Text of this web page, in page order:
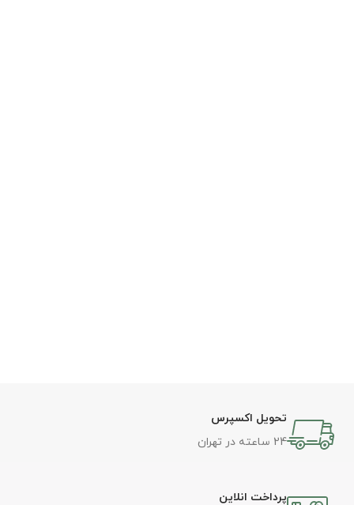
تحویل اکسپرس
24 ساعته در تهران
پرداخت انلاین